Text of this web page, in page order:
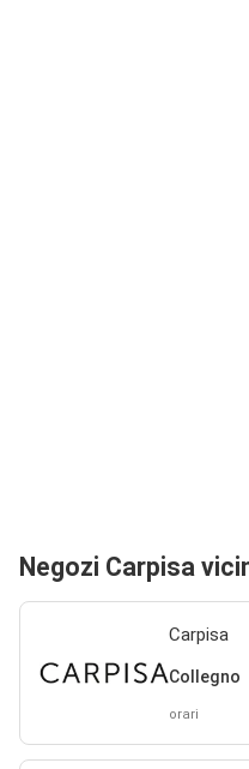
Negozi Carpisa
Carpisa
Collegno
orari